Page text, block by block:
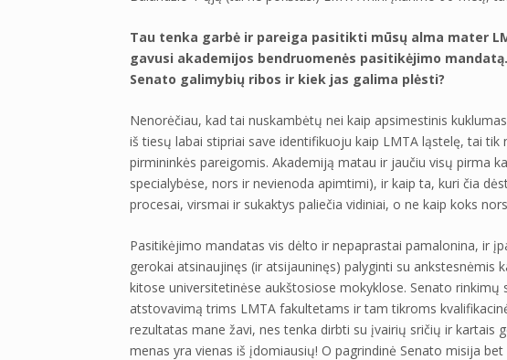
Tau tenka garbė ir pareiga pasitikti mūsų alma mater
gavusi akademijos bendruomenės pasitikėjimo
Senato galimybių ribos ir kiek jas galima plėsti?
Nenorėčiau, kad tai nuskambėtų nei kaip apsimestinis
iš tiesų labai stipriai save identifikuoju kaip LMTA ląstelę, tai
pirmininkės pareigomis. Akademiją matau ir jaučiu visų pirma
specialybėse, nors ir nevienoda apimtimi), ir kaip ta, kuri čia
procesai, virsmai ir sukaktys paliečia vidiniai, o ne kaip koks
Pasitikėjimo mandatas vis dėlto ir nepaprastai pamalonina, ir
gerokai atsinaujinęs (ir atsijauninęs) palyginti su ankstesnėmis
kitose universitetinėse aukštosiose mokyklose. Senato rinkimų
atstovavimą trims LMTA fakultetams ir tam tikroms
rezultatas mane žavi, nes tenka dirbti su įvairių sričių ir kartais
menas yra vienas iš įdomiausių! O pagrindinė Senato misija